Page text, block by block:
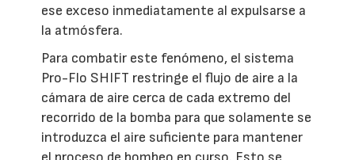
ese exceso inmediatamente al expulsarse a
la atmósfera.
Para combatir este fenómeno, el sistema
Pro-Flo SHIFT restringe el flujo de aire a la
cámara de aire cerca de cada extremo del
recorrido de la bomba para que solamente se
introduzca el aire suficiente para mantener